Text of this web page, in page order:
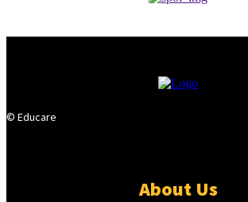
© Educare
About Us